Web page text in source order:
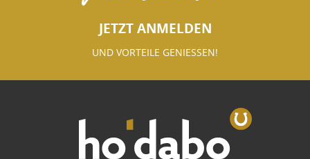
JETZT ANMELDEN
UND VORTEILE GENIESSEN!